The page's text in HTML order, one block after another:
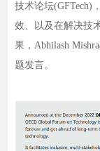
技术论坛(GFTech)
效、以及在解决技
果，Abhilash
题发言。